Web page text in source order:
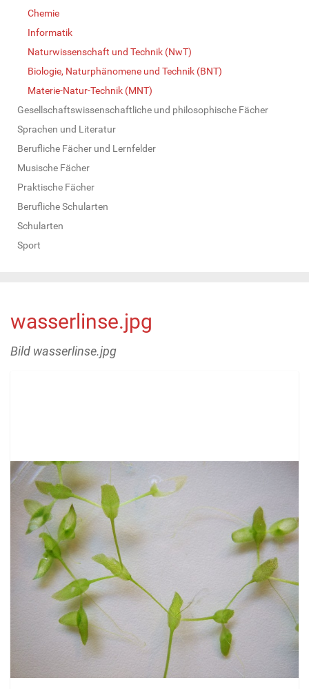
Chemie
Informatik
Naturwissenschaft und Technik (NwT)
Biologie, Naturphänomene und Technik (BNT)
Materie-Natur-Technik (MNT)
Gesellschaftswissenschaftliche und philosophische Fächer
Sprachen und Literatur
Berufliche Fächer und Lernfelder
Musische Fächer
Praktische Fächer
Berufliche Schularten
Schularten
Sport
wasserlinse.jpg
Bild wasserlinse.jpg